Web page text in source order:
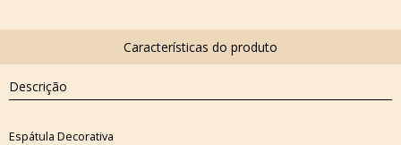
Descrição
Espátula Decorativa